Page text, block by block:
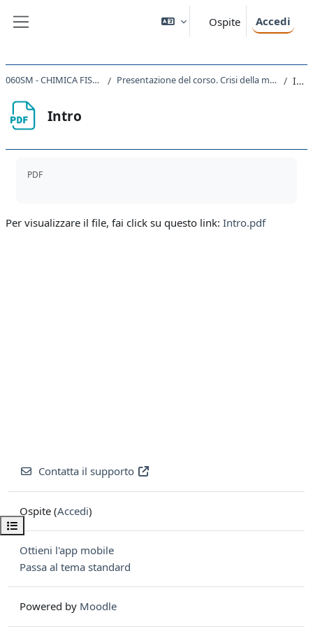
Ospite Accedi
Apri indice del corso
060SM - CHIMICA FISICA II 2020 Presentazione del corso. Crisi della meccanica classica Intro
Intro
PDF
Per visualizzare il file, fai click su questo link: Intro.pdf
Contatta il supporto
Ospite (Accedi)
Ottieni l'app mobile
Passa al tema standard
Powered by Moodle